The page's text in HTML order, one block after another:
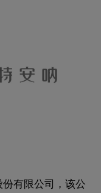
有限公司，该公